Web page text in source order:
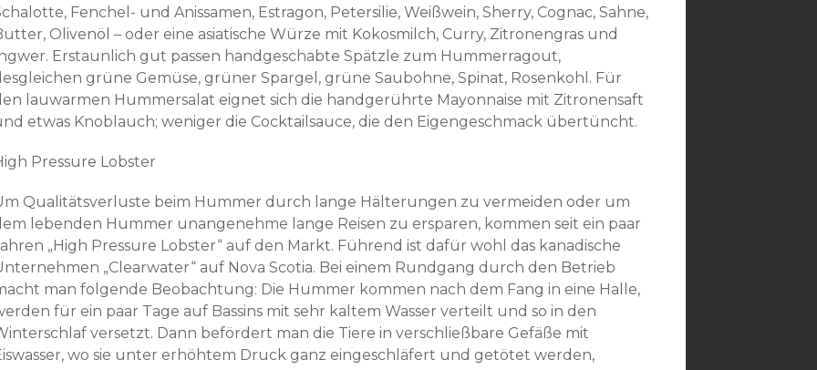
Fenchel- und Anissamen, Estragon, Petersilie, Weißwein, Sherry, Cognac, Sahne,
Olivenöl – oder eine asiatische Würze mit Kokosmilch, Curry, Zitronengras und
Erstaunlich gut passen handgeschabte Spätzle zum Hummerragout,
grüne Gemüse, grüner Spargel, grüne Saubohne, Spinat, Rosenkohl. Für
lauwarmen Hummersalat eignet sich die handgerührte Mayonnaise mit Zitronensaft
etwas Knoblauch; weniger die Cocktailsauce, die den Eigengeschmack übertüncht.
Pressure Lobster
Qualitätsverluste beim Hummer durch lange Hälterungen zu vermeiden oder um
lebenden Hummer unangenehme lange Reisen zu ersparen, kommen seit ein paar
„High Pressure Lobster“ auf den Markt. Führend ist dafür wohl das kanadische
„Clearwater“ auf Nova Scotia. Bei einem Rundgang durch den Betrieb
man folgende Beobachtung: Die Hummer kommen nach dem Fang in eine Halle,
für ein paar Tage auf Bassins mit sehr kaltem Wasser verteilt und so in den
versetzt. Dann befördert man die Tiere in verschließbare Gefäße mit
wo sie unter erhöhtem Druck ganz eingeschläfert und getötet werden,